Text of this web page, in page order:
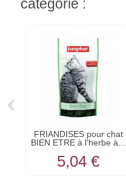
catégorie :
FRIANDISES pour chat
BIEN ETRE à l'herbe à...
5,04 €
‹